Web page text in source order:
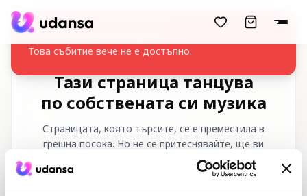
accessibility.skipToMainContent
Събитието не е намерено
Това събитие вече не е достъпно.
Тази страница танцува
по собствената си музика
Страницата, която търсите, се е преместила в
грешна посока. Но не се притеснявайте, ще ви
върнем към правилния ритъм!
Заявен URL адрес: